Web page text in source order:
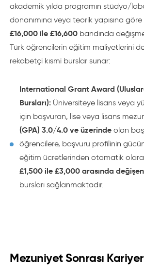
akademik yılda programın stüdyo/
donanımına veya teorik yapısına göre
£16,000 ile £16,600 bandında
Türk öğrencilerin eğitim maliyetlerini
rekabetçi kısmi burslar sunar:
International Grant Award
Bursları): Üniversiteye lisans veya
için başvuran, lise veya lisans
(GPA) 3.0/4.0 ve üzerinde olan
öğrencilere, başvuru profilinin
eğitim ücretlerinden otomatik
£1,500 ile £3,000 arasında değişen
bursları sağlanmaktadır.
Mezuniyet Sonrası